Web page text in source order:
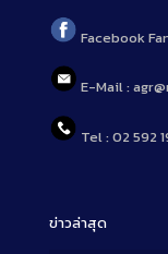
Facebook
E-Mail :
Tel : 02 592
ข่าวล่าสุด